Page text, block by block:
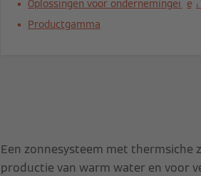
Oplossingen voor ondernemingen en
Productgamma
Een zonnesysteem met thermsiche
productie van warm water en voor